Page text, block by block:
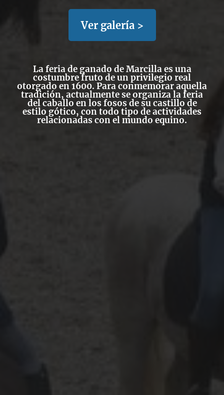
Ver galería >
La feria de ganado de Marcilla es una
costumbre fruto de un privilegio real
otorgado en 1600. Para conmemorar aquella
tradición, actualmente se organiza la feria
del caballo en los fosos de su castillo de
estilo gótico, con todo tipo de actividades
relacionadas con el mundo equino.